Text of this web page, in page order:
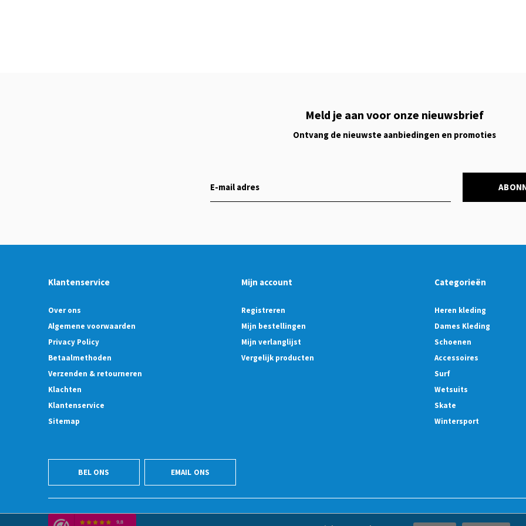
Meld je aan voor onze nieuwsbrief
Ontvang de nieuwste aanbiedingen en promoties
Klantenservice
Over ons
Algemene voorwaarden
Privacy Policy
Betaalmethoden
Verzenden & retourneren
Klachten
Klantenservice
Sitemap
Mijn account
Registreren
Mijn bestellingen
Mijn verlanglijst
Vergelijk producten
Categorieën
Heren kleding
Dames Kleding
Schoenen
Accessoires
Surf
Wetsuits
Skate
Wintersport
BEL ONS EMAIL ONS